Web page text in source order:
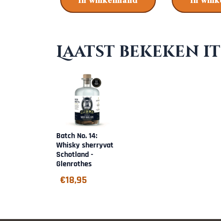
Laatst bekeken
Batch No. 14:
Whisky sherryvat
Schotland -
Glenrothes
€18,95